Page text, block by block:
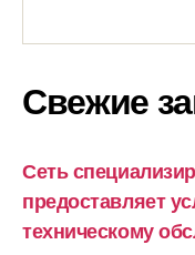
Свежие
Сеть
предоставляет
техническому